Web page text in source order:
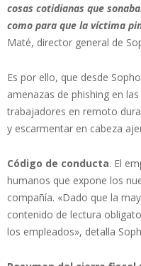
cosas cotidianas que
como para que la víctima
Maté, director general de
Es por ello, que desde
amenazas de phishing en
trabajadores en remoto
y escarmentar en cabeza
Código de conducta. El
humanos que expone los
compañía. «Dado que la
contenido de lectura
los empleados», detalla